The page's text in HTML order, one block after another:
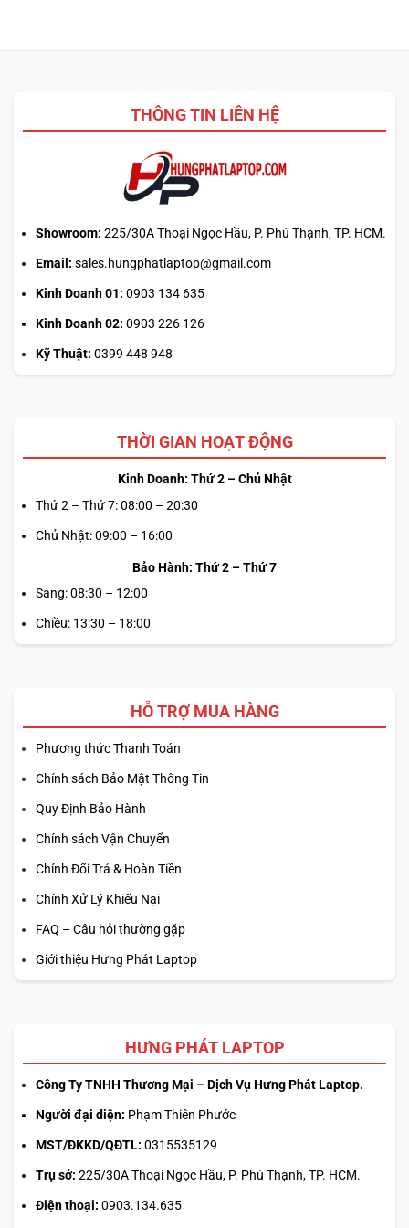
THÔNG TIN LIÊN HỆ
Showroom: 225/30A Thoại Ngọc Hầu, P. Phú Thạnh, TP. HCM.
Email: sales.hungphatlaptop@gmail.com
Kinh Doanh 01: 0903 134 635
Kinh Doanh 02: 0903 226 126
Kỹ Thuật: 0399 448 948
THỜI GIAN HOẠT ĐỘNG
Kinh Doanh: Thứ 2 – Chủ Nhật
Thứ 2 – Thứ 7: 08:00 – 20:30
Chủ Nhật: 09:00 – 16:00
Bảo Hành: Thứ 2 – Thứ 7
Sáng: 08:30 – 12:00
Chiều: 13:30 – 18:00
HỖ TRỢ MUA HÀNG
Phương thức Thanh Toán
Chính sách Bảo Mật Thông Tin
Quy Định Bảo Hành
Chính sách Vận Chuyển
Chính Đổi Trả & Hoàn Tiền
Chính Xử Lý Khiếu Nại
FAQ – Câu hỏi thường gặp
Giới thiệu Hưng Phát Laptop
HƯNG PHÁT LAPTOP
Công Ty TNHH Thương Mại – Dịch Vụ Hưng Phát Laptop.
Người đại diện: Phạm Thiên Phước
MST/ĐKKD/QĐTL: 0315535129
Trụ sở: 225/30A Thoại Ngọc Hầu, P. Phú Thạnh, TP. HCM.
Điện thoại: 0903.134.635